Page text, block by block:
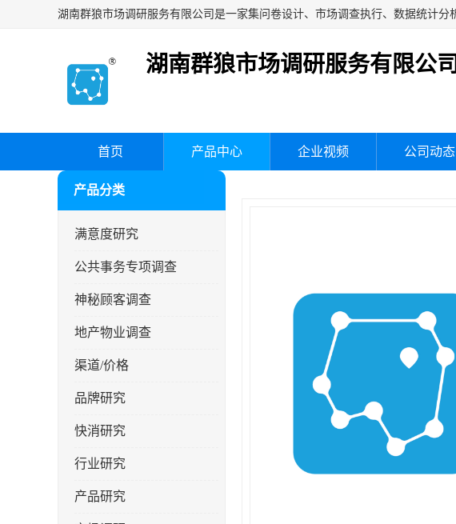
湖南群狼市场调研服务有限公司
首页 产品中心 企业视频 公司动态
产品分类
满意度研究
公共事务专项调查
神秘顾客调查
地产物业调查
渠道/价格
品牌研究
快消研究
行业研究
产品研究